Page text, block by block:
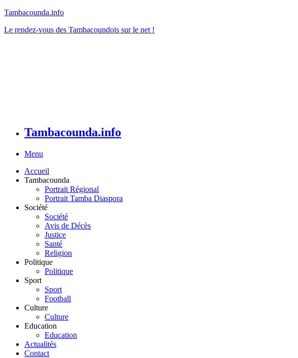
Tambacounda.info
Le rendez-vous des Tambacoundois sur le net !
Tambacounda.info
Menu
Accueil
Tambacounda
Portrait Régional
Portrait Tamba Diaspora
Société
Société
Avis de Décès
Justice
Santé
Religion
Politique
Politique
Sport
Sport
Football
Culture
Culture
Education
Education
Actualités
Contact